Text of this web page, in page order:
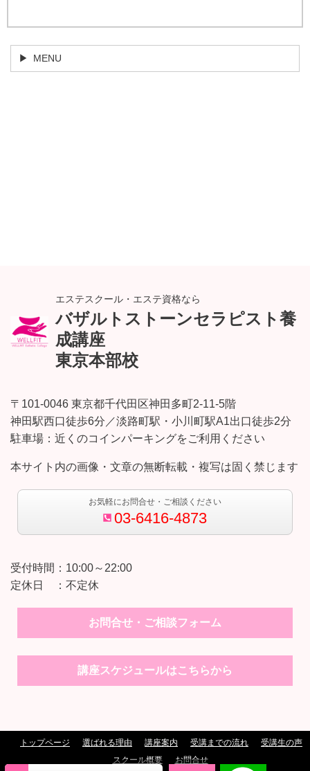
MENU
エステスクール・エステ資格なら
バザルトストーンセラピスト養
成講座
東京本部校
〒101-0046 東京都千代田区神田多町2-11-5階
神田駅西口徒歩6分／淡路町駅・小川町駅A1出口徒歩2分
駐車場：近くのコインパーキングをご利用ください
本サイト内の画像・文章の無断転載・複写は固く禁じます
お気軽にお問合せ・ご相談ください
03-6416-4873
受付時間：10:00～22:00
定休日 ：不定休
お問合せ・ご相談フォーム
講座スケジュールはこちらから
トップページ 選ばれる理由 講座案内 受講までの流れ
受講生の声
スクール概要
お問合せ